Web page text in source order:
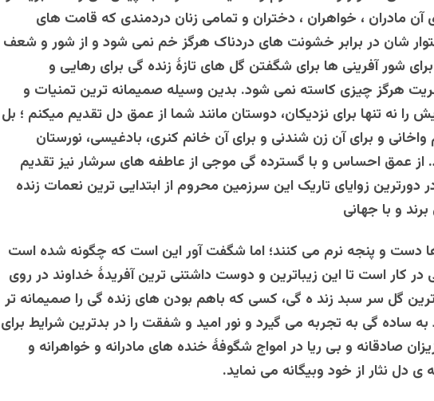
آن مادران ، خواهران ، دختران و تمامی زنان دردمندی که قامت های
شان در برابر خشونت های دردناک هرگز خم نمی شود و از شور و شعف
شور آفرینی ها برای شگفتن گل های تازۀ زنده گی برای رهایی و
هرگز چیزی کاسته نمی شود. بدین وسیله صمیمانه ترین تمنیات و
را نه تنها برای نزدیکان، دوستان مانند شما از عمق دل تقدیم میکنم ؛ بل
واخانی و برای آن زن شندنی و برای آن خانم کنری، بادغیسی، نورستان
عمق احساس و با گسترده گی موجی از عاطفه های سرشار نیز تقدیم
دورترین زوایای تاریک این سرزمین محروم از ابتدایی ترین نعمات زنده
و با جهانی
دست و پنجه نرم می کنند؛ اما شگفت آور این است که چگونه شده است
کار است تا این زیباترین و دوست داشتنی ترین آفریدۀ خداوند در روی
گل سر سبد زند ه گی، کسی که باهم بودن های زنده گی را صمیمانه تر
ساده گی به تجربه می گیرد و نور امید و شفقت را در بدترین شرایط برای
صادقانه و بی ریا در امواج شگوفۀ خنده های مادرانه و خواهرانه و
ی دل نثار از خود وبیگانه می نماید.